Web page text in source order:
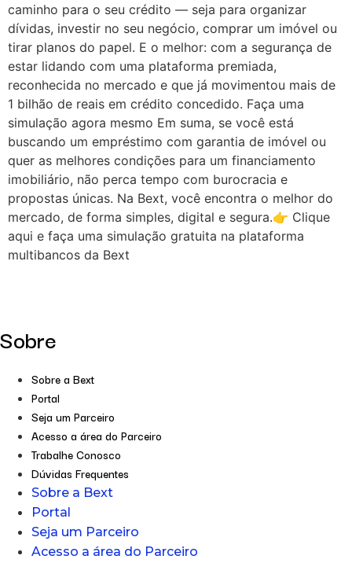
caminho para o seu crédito — seja para organizar
dívidas, investir no seu negócio, comprar um imóvel ou
tirar planos do papel. E o melhor: com a segurança de
estar lidando com uma plataforma premiada,
reconhecida no mercado e que já movimentou mais de
1 bilhão de reais em crédito concedido. Faça uma
simulação agora mesmo Em suma, se você está
buscando um empréstimo com garantia de imóvel ou
quer as melhores condições para um financiamento
imobiliário, não perca tempo com burocracia e
propostas únicas. Na Bext, você encontra o melhor do
mercado, de forma simples, digital e segura.👉 Clique
aqui e faça uma simulação gratuita na plataforma
multibancos da Bext
Sobre
Sobre a Bext
Portal
Seja um Parceiro
Acesso a área do Parceiro
Trabalhe Conosco
Dúvidas Frequentes
Sobre a Bext
Portal
Seja um Parceiro
Acesso a área do Parceiro